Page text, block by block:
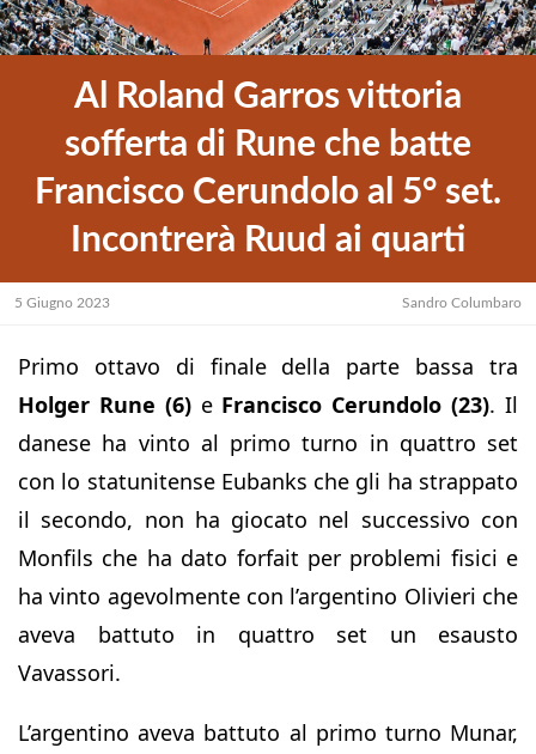
Al Roland Garros vittoria
sofferta di Rune che batte
Francisco Cerundolo al 5° set.
Incontrerà Ruud ai quarti
5 Giugno 2023 Sandro Columbaro
Primo ottavo di finale della parte bassa tra
Holger Rune (6)e Francisco Cerundolo (23). Il
danese ha vinto al primo turno in quattro set
con lo statunitense Eubanks che gli ha strappato
il secondo, non ha giocato nel successivo con
Monfils che ha dato forfait per problemi fisici e
ha vinto agevolmente con l’argentino Olivieri che
aveva battuto in quattro set un esausto
Vavassori.
L’argentino aveva battuto al primo turno Munar,